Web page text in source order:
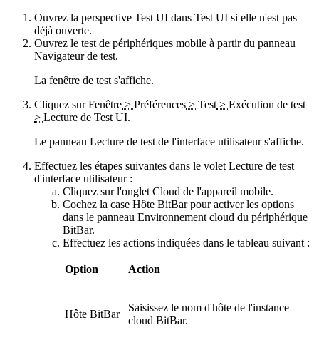
Ouvrez la perspective Test UI dans Test UI si elle n'est pas
déjà ouverte.
Ouvrez le test de périphériques mobile à partir du panneau
Navigateur de test.
La fenêtre de test s'affiche.
Cliquez surFenêtre > Préférences > Test > Exécution de test
> Lecture de Test UI.
Le panneau Lecture de test de l'interface utilisateurs'affiche.
Effectuez les étapes suivantes dans le volet Lecture de test
d'interface utilisateur:
Cliquez sur l'onglet Cloud de l'appareil mobile.
Cochez la case Hôte BitBarpour activer les options
dans le panneau Environnement cloud du périphérique
BitBar.
Effectuez les actions indiquées dans le tableau suivant :
Option Action
Hôte BitBar
Saisissez le nom d'hôte de l'instance
cloud BitBar.